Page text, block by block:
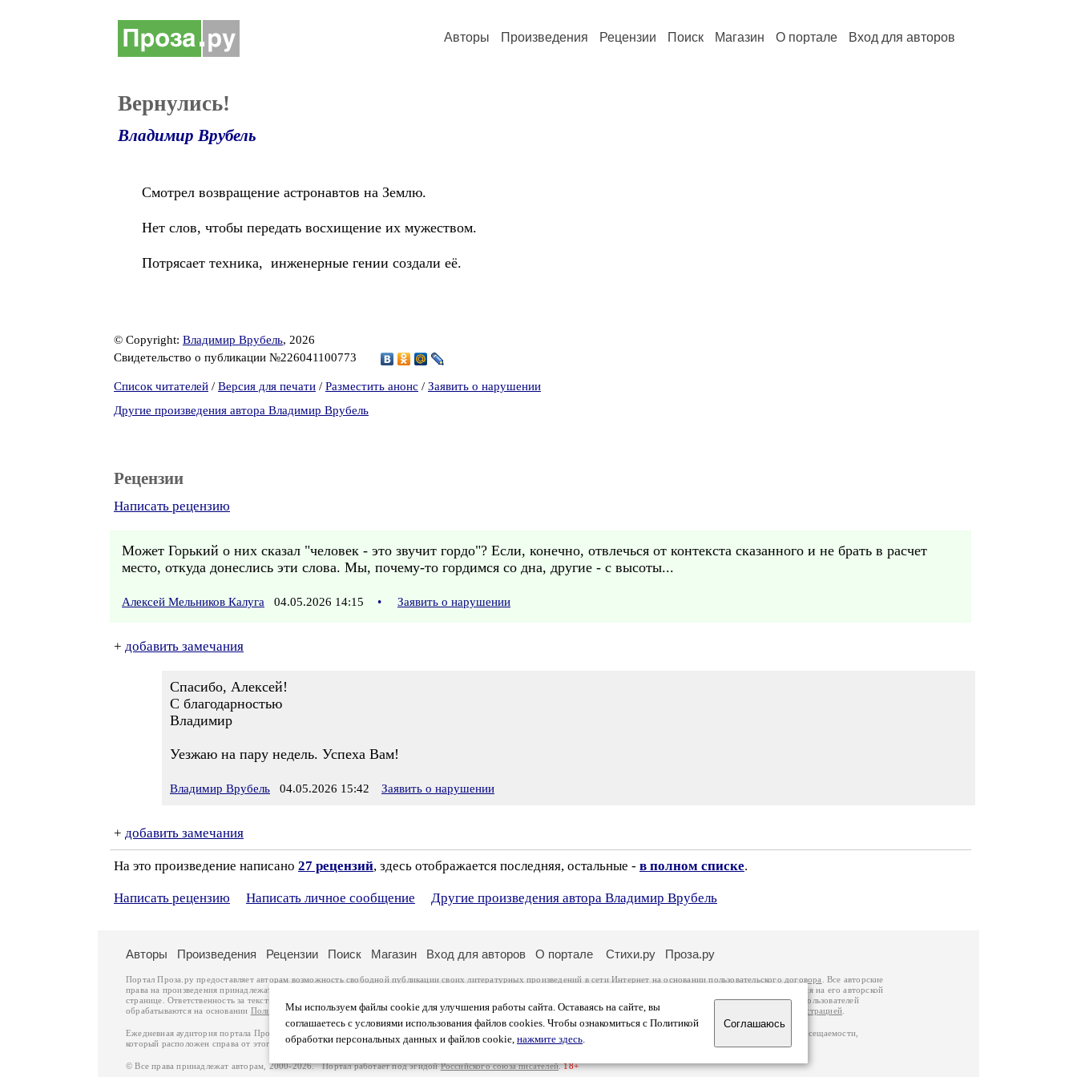
Авторы Произведения Рецензии Поиск Магазин О портале Вход для авторов
Вернулись!
Владимир Врубель
Смотрел возвращение астронавтов на Землю.
Нет слов, чтобы передать восхищение их мужеством.
Потрясает техника, инженерные гении создали её.
© Copyright: Владимир Врубель, 2026
Свидетельство о публикации №226041100773
Список читателей / Версия для печати / Разместить анонс / Заявить о нарушении
Другие произведения автора Владимир Врубель
Рецензии
Написать рецензию
Может Горький о них сказал "человек - это звучит гордо"? Если, конечно, отвлечься от контекста сказанного и не брать в расчет
место, откуда донеслись эти слова. Мы, почему-то гордимся со дна, другие - с высоты...
Алексей Мельников Калуга 04.05.2026 14:15 • Заявить о нарушении
+ добавить замечания
Спасибо, Алексей!
С благодарностью
Владимир
Уезжаю на пару недель. Успеха Вам!
Владимир Врубель 04.05.2026 15:42 Заявить о нарушении
+ добавить замечания
На это произведение написано 27 рецензий, здесь отображается последняя, остальные - в полном списке.
Написать рецензию Написать личное сообщение Другие произведения автора Владимир Врубель
Мы используем файлы cookie для улучшения работы сайта. Оставаясь на сайте, вы
соглашаетесь с условиями использования файлов cookies. Чтобы ознакомиться с Политикой
обработки персональных данных и файлов cookie, нажмите здесь.
Соглашаюсь
Авторы Произведения Рецензии Поиск Магазин Вход для авторов О портале Стихи.ру Проза.ру
Портал Проза.ру предоставляет авторам возможность свободной публикации своих литературных произведений в сети Интернет на основаниипользовательского договора
. Все авторские
права на произведения принадлежат авторам и охраняются
. Перепечатка произведений возможна только с согласия его автора, к которому вы можете обратиться на его авторской
странице. Ответственность за тексты произведений авторы несут самостоятельно на основании
законодательства Российской Федерации. Данные пользователей
обрабатываются на основании Политики обработки персональных данных. Вы также можете посмотреть более подробнуюинформацию о портале связаться с администрацией
Ежедневная аудитория портала Проза.ру – порядка 100 тысяч посетителей, которые в общей сумме просматривают более полумиллиона страниц по данным счетчика посещаемости,
который расположен справа от этого текста. В каждой графе указано по две цифры: количество просмотров и количество посетителей.
© Все права принадлежат авторам, 2000-2026. Портал работает под эгидойРоссийского союза писателей.18+